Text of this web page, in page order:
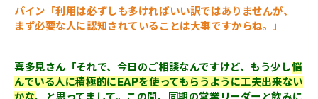
パイン「利用は必ずしも多ければいい訳ではありませんが、
まず必要な人に認知されていることは大事ですからね。」
喜多見さん「それで、今日のご相談なんですけど、もう少し悩
んでいる人に積極的にEAPを使ってもらうように工夫出来ない